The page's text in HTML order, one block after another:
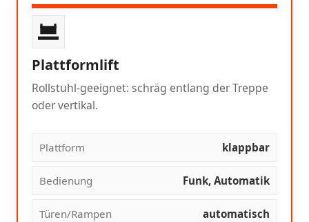
Plattformlift
Rollstuhl-geeignet: schräg entlang der Treppe
oder vertikal.
Plattform klappbar
Bedienung Funk, Automatik
Türen/Rampen automatisch